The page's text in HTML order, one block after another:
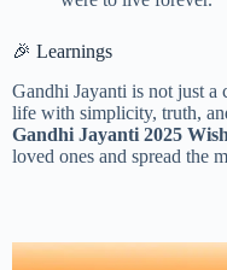
🎉 Learnings
Gandhi Jayanti is not just a
life with simplicity, truth,
Gandhi Jayanti 2025
loved ones and spread the